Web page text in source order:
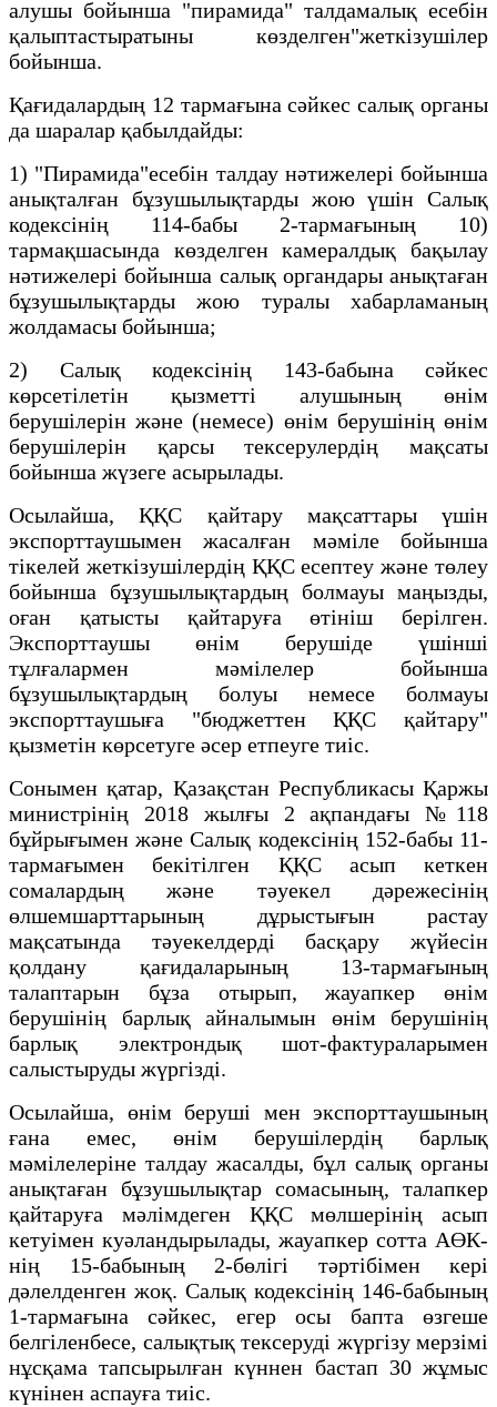
алушы бойынша "пирамида" талдамалық есебін
қалыптастыратыны көзделген"жеткізушілер
бойынша.
Қағидалардың 12 тармағына сәйкес салық органы
да шаралар қабылдайды:
1) "Пирамида"есебін талдау нәтижелері бойынша
анықталған бұзушылықтарды жою үшін Салық
кодексінің 114-бабы 2-тармағының 10)
тармақшасында көзделген камералдық бақылау
нәтижелері бойынша салық органдары анықтаған
бұзушылықтарды жою туралы хабарламаның
жолдамасы бойынша;
2) Салық кодексінің 143-бабына сәйкес
көрсетілетін қызметті алушының өнім
берушілерін және (немесе) өнім берушінің өнім
берушілерін қарсы тексерулердің мақсаты
бойынша жүзеге асырылады.
Осылайша, ҚҚС қайтару мақсаттары үшін
экспорттаушымен жасалған мәміле бойынша
тікелей жеткізушілердің ҚҚС есептеу және төлеу
бойынша бұзушылықтардың болмауы маңызды,
оған қатысты қайтаруға өтініш берілген.
Экспорттаушы өнім берушіде үшінші
тұлғалармен мәмілелер бойынша
бұзушылықтардың болуы немесе болмауы
экспорттаушыға "бюджеттен ҚҚС қайтару"
қызметін көрсетуге әсер етпеуге тиіс.
Сонымен қатар, Қазақстан Республикасы Қаржы
министрінің 2018 жылғы 2 ақпандағы №118
бұйрығымен және Салық кодексінің 152-бабы 11-
тармағымен бекітілген ҚҚС асып кеткен
сомалардың және тәуекел дәрежесінің
өлшемшарттарының дұрыстығын растау
мақсатында тәуекелдерді басқару жүйесін
қолдану қағидаларының 13-тармағының
талаптарын бұза отырып, жауапкер өнім
берушінің барлық айналымын өнім берушінің
барлық электрондық шот-фактураларымен
салыстыруды жүргізді.
Осылайша, өнім беруші мен экспорттаушының
ғана емес, өнім берушілердің барлық
мәмілелеріне талдау жасалды, бұл салық органы
анықтаған бұзушылықтар сомасының, талапкер
қайтаруға мәлімдеген ҚҚС мөлшерінің асып
кетуімен куәландырылады, жауапкер сотта АӨК-
нің 15-бабының 2-бөлігі тәртібімен кері
дәлелденген жоқ. Салық кодексінің 146-бабының
1-тармағына сәйкес, егер осы бапта өзгеше
белгіленбесе, салықтық тексеруді жүргізу мерзімі
нұсқама тапсырылған күннен бастап 30 жұмыс
күнінен аспауға тиіс.